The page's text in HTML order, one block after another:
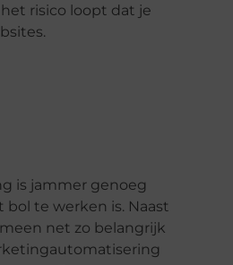
risico loopt dat je
is jammer genoeg
te werken is. Naast
net zo belangrijk